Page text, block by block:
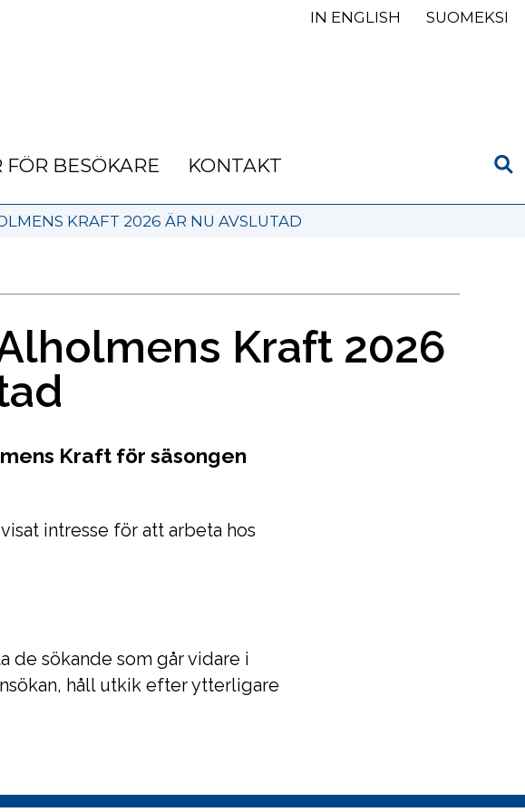
IN ENGLISH SUOMEKSI
BESÖKARE KONTAKT
KRAFT 2026 ÄR NU AVSLUTAD
Kraft 2026
Kraft för säsongen
intresse för att arbeta hos
de sökande som går vidare i
håll utkik efter ytterligare